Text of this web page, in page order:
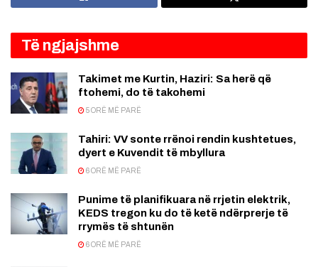
Të ngjajshme
Takimet me Kurtin, Haziri: Sa herë që
ftohemi, do të takohemi
5 ORË MË PARË
Tahiri: VV sonte rrënoi rendin kushtetues,
dyert e Kuvendit të mbyllura
6 ORË MË PARË
Punime të planifikuara në rrjetin elektrik,
KEDS tregon ku do të ketë ndërprerje të
rrymës të shtunën
6 ORË MË PARË